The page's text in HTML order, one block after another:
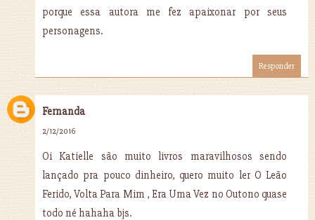
porque essa autora me fez apaixonar por seus
personagens.
Responder
Fernanda
2/12/2016
Oi Katielle são muito livros maravilhosos sendo
lançado pra pouco dinheiro, quero muito ler O Leão
Ferido, Volta Para Mim , Era Uma Vez no Outono quase
todo né hahaha bjs.